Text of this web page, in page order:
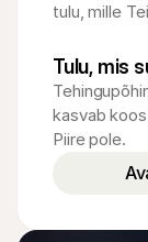
tulu, mille
Tulu, mis
kasvab
Piire pole.